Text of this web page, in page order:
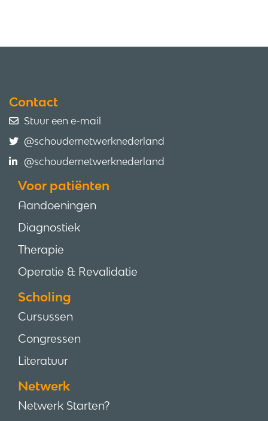
Contact
Stuur een e-mail
@schoudernetwerknederland
@schoudernetwerknederland
Voor patiënten
Aandoeningen
Diagnostiek
Therapie
Operatie & Revalidatie
Scholing
Cursussen
Congressen
Literatuur
Netwerk
Netwerk Starten?